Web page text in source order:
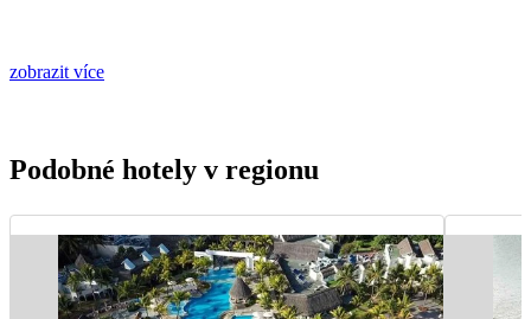
zobrazit více
Podobné hotely v regionu